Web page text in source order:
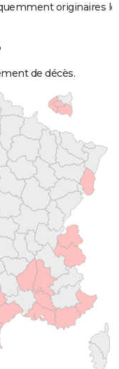
originaires les
de décès.